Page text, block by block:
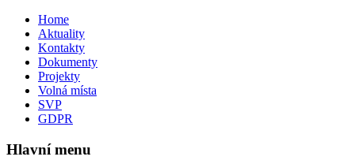
Home
Aktuality
Kontakty
Dokumenty
Projekty
Volná místa
SVP
GDPR
Hlavní menu